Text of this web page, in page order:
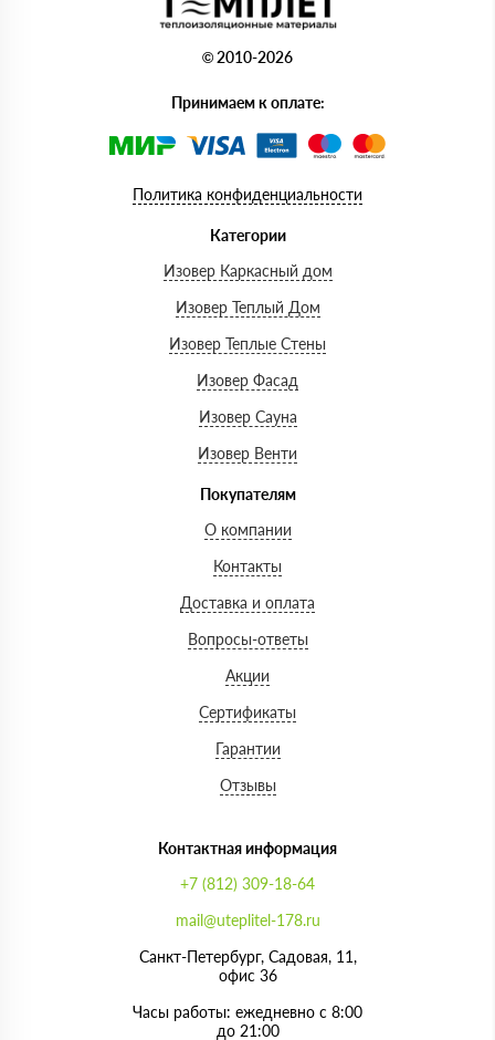
© 2010-2026
Принимаем к оплате:
Политика конфиденциальности
Категории
Изовер Каркасный дом
Изовер Теплый Дом
Изовер Теплые Стены
Изовер Фасад
Изовер Сауна
Изовер Венти
Покупателям
О компании
Контакты
Доставка и оплата
Вопросы-ответы
Акции
Сертификаты
Гарантии
Отзывы
Контактная информация
+7 (812) 309-18-64
mail@uteplitel-178.ru
Санкт-Петербург, Садовая, 11,
офис 36
Часы работы: ежедневно с 8:00
до 21:00